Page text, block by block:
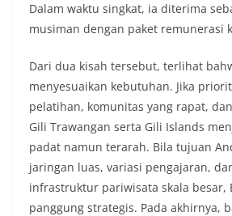
Dalam waktu singkat, ia diterima
musiman dengan paket remunerasi
Dari dua kisah tersebut, terlihat
menyesuaikan kebutuhan. Jika
pelatihan, komunitas yang rapat,
Gili Trawangan serta Gili Islands
padat namun terarah. Bila tujuan
jaringan luas, variasi pengajaran,
infrastruktur pariwisata skala besar,
panggung strategis. Pada akhirnya,